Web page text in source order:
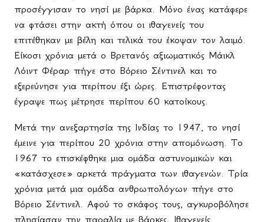
προσέγγισαν το νησί με βάρκα. Μόνο ένας κατάφερε
να φτάσει στην ακτή όπου οι ιθαγενείς του
επιτέθηκαν με βέλη και τελικά του έκοψαν τον λαιμό.
Είκοσι χρόνια μετά ο Βρετανός αξιωματικός Μάικλ
Λόιντ Φέραρ πήγε στο Βόρειο Σέντινελ και το
εξερεύνησε για περίπου έξι ώρες. Επιστρέφοντας
έγραψε πως μέτρησε περίπου 60 κατοίκους.
Μετά την ανεξαρτησία της Ινδίας το 1947, το νησί
έμεινε για περίπου 20 χρόνια στην απομόνωση. Το
1967 το επισκέφθηκε μια ομάδα αστυνομικών και
«κατάσχεσε» αρκετά πράγματα των ιθαγενών. Τρία
χρόνια μετά μια ομάδα ανθρωπολόγων πήγε στο
Βόρειο Σέντινελ. Αφού το σκάφος τους, αγκυροβόλησε
πλησίασαν την παραλία με βάρκες. Ιθαγενείς